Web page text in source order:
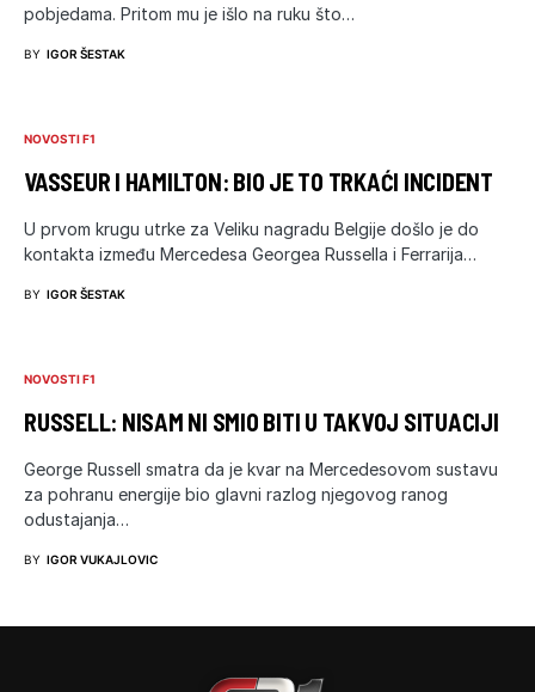
pobjedama. Pritom mu je išlo na ruku što…
BY IGOR ŠESTAK
NOVOSTI F1
VASSEUR I HAMILTON: BIO JE TO TRKAĆI INCIDENT
U prvom krugu utrke za Veliku nagradu Belgije došlo je do
kontakta između Mercedesa Georgea Russella i Ferrarija…
BY IGOR ŠESTAK
NOVOSTI F1
RUSSELL: NISAM NI SMIO BITI U TAKVOJ SITUACIJI
George Russell smatra da je kvar na Mercedesovom sustavu
za pohranu energije bio glavni razlog njegovog ranog
odustajanja…
BY IGOR VUKAJLOVIC